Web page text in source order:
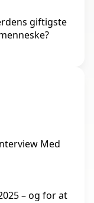
giftigste
Med
– og for at